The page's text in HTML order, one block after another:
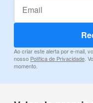
Ao criar este alerta por e-mail,
nosso Política de Privacidade .
momento.